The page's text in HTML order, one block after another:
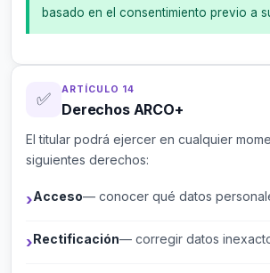
basado en el consentimiento previo a
✅ ARTÍCULO 14
Derechos ARCO+
El titular podrá ejercer en cualquier
siguientes derechos:
Acceso— conocer qué datos
Rectificación— corregir datos